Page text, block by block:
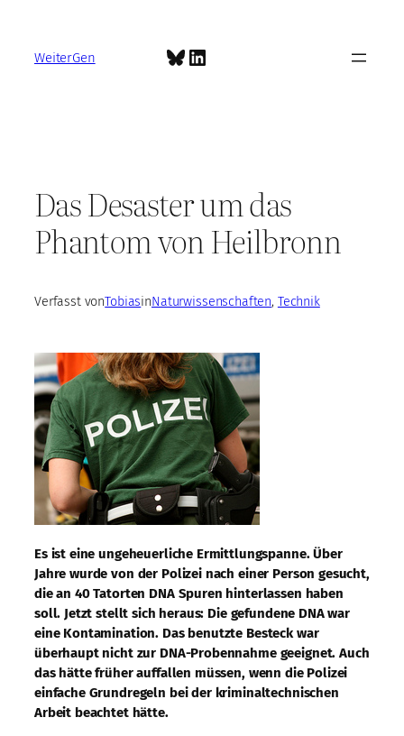
springen
WeiterGen Bluesky
LinkedIn
Das Desaster um das
Phantom von Heilbronn
Verfasst vonTobiasinNaturwissenschaften, Technik
Es ist eine ungeheuerliche Ermittlungspanne. Über
Jahre wurde von der Polizei nach einer Person gesucht,
die an 40 Tatorten DNA Spuren hinterlassen haben
soll. Jetzt stellt sich heraus: Die gefundene DNA war
eine Kontamination. Das benutzte Besteck war
überhaupt nicht zur DNA-Probennahme geeignet. Auch
das hätte früher auffallen müssen, wenn die Polizei
einfache Grundregeln bei der kriminaltechnischen
Arbeit beachtet hätte.